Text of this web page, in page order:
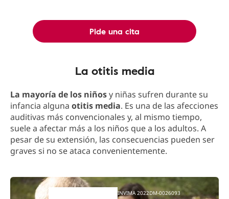
Pide una cita
La otitis media
La mayoría de los niñosy niñas sufren durante su
infancia alguna otitis media. Es una de las afecciones
auditivas más convencionales y, al mismo tiempo,
suele a afectar más a los niños que a los adultos. A
pesar de su extensión, las consecuencias pueden ser
graves si no se ataca convenientemente.
INVIMA 2022DM-0026093